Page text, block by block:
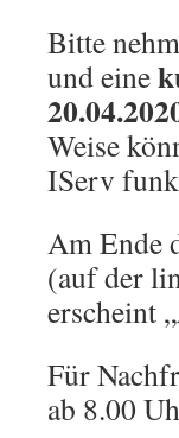
Bitte
und eine
Weise
IServ
Am Ende
(auf der
erscheint „
Für
ab 8.00